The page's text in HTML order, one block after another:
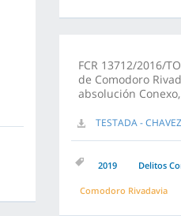
FCR 13712/2016/
de Comodoro
absolución
TESTADA -
2019 Delitos
Comodoro Rivadavia